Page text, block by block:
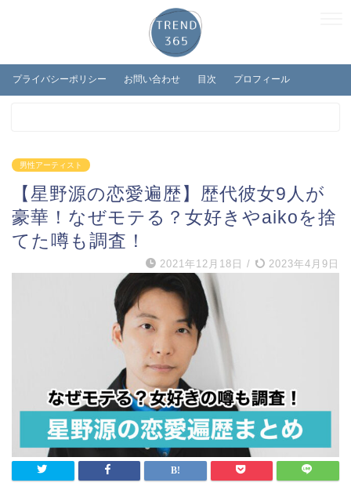
プライバシーポリシー お問い合わせ 目次 プロフィール
男性アーティスト
【星野源の恋愛遍歴】歴代彼女9人が
豪華！なぜモテる？女好きやaikoを捨
てた噂も調査！
2021年12月18日 / 2023年4月9日